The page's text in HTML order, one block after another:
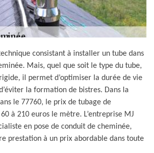
consistant à installer un tube dans
Mais, quel que soit le type du tube,
il permet d’optimiser la durée de vie
la formation de bistres. Dans la
le 77760, le prix de tubage de
à 210 euros le mètre. L’entreprise MJ
en pose de conduit de cheminée,
prestation à un prix abordable dans toute